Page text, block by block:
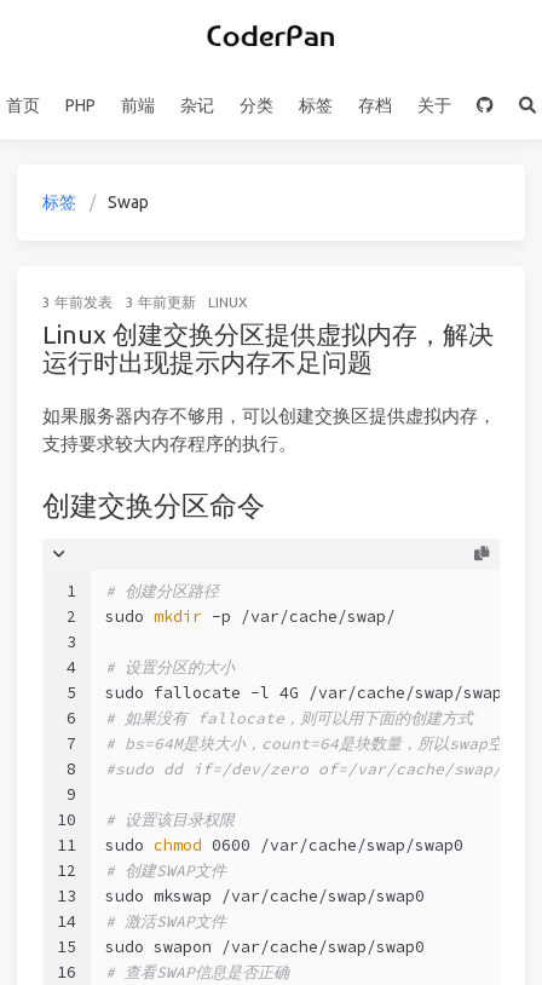
首页 PHP 前端 杂记 分类 标签 存档 关于
标签 Swap
3 年前发表 3 年前更新 LINUX
Linux 创建交换分区提供虚拟内存，解决
运行时出现提示内存不足问题
如果服务器内存不够用，可以创建交换区提供虚拟内存，
支持要求较大内存程序的执行。
创建交换分区命令
1
2
3
4
5
6
7
8
9
10
11
12
13
14
15
16
# 创建分区路径
sudo mkdir -p /var/cache/swap/
# 设置分区的大小
sudo fallocate -l 4G /var/cache/swap/swap0
# 如果没有 fallocate，则可以用下面的创建方式
# bs=64M是块大小，count=64是块数量，所以swap空间
#sudo dd if=/dev/zero of=/var/cache/swap/
# 设置该目录权限
sudo chmod 0600 /var/cache/swap/swap0
# 创建SWAP文件
sudo mkswap /var/cache/swap/swap0
# 激活SWAP文件
sudo swapon /var/cache/swap/swap0
# 查看SWAP信息是否正确